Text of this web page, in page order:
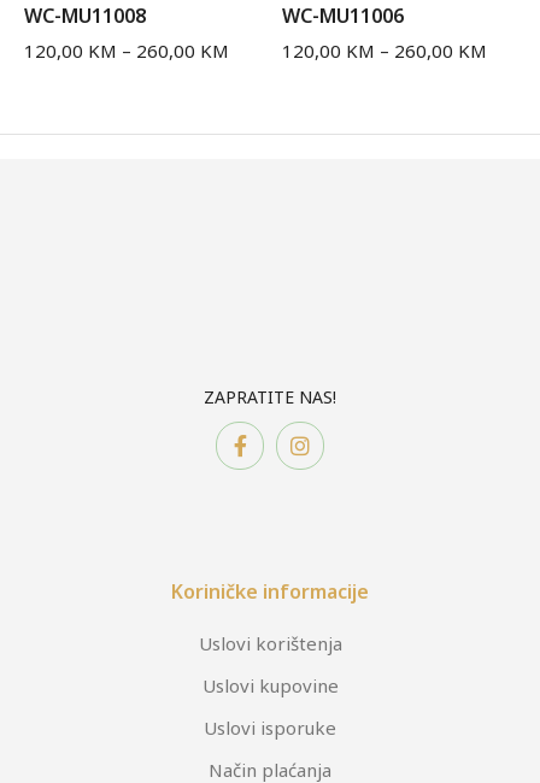
WC-MU11008
120,00 KM – 260,00 KM
WC-MU11006
120,00 KM – 260,00 KM
ZAPRATITE NAS!
Koriničke informacije
Uslovi korištenja
Uslovi kupovine
Uslovi isporuke
Način plaćanja